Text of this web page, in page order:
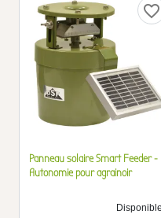
favorite_border
Panneau solaire Smart Feeder -
Autonomie pour agrainoir
Disponible